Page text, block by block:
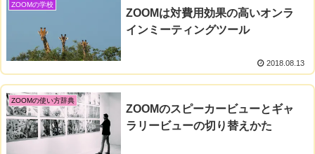
ZOOMの学校
ZOOMは対費用効果の高いオンラ
インミーティングツール
2018.08.13
ZOOMの使い方辞典
ZOOMのスピーカービューとギャ
ラリービューの切り替えかた